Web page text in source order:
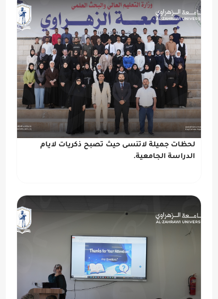
لحظات جميلة لاتنسى حيث تصبح ذكريات لايام
الدراسة الجامعية.